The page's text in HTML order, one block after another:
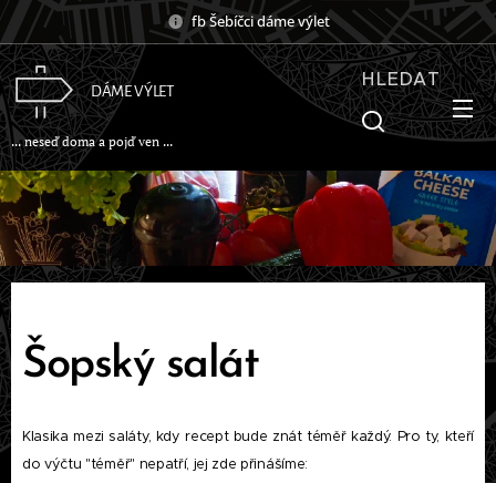
fb Šebíčci dáme výlet
DÁME VÝLET
... neseď doma a pojď ven ...
HLEDAT
Šopský salát
Klasika mezi saláty, kdy recept bude znát téměř každý. Pro ty, kteří
do výčtu "téměř" nepatří, jej zde přinášíme: